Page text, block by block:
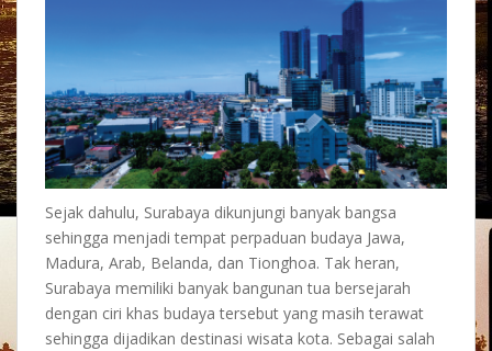
Sejak dahulu, Surabaya dikunjungi banyak bangsa
sehingga menjadi tempat perpaduan budaya Jawa,
Madura, Arab, Belanda, dan Tionghoa. Tak heran,
Surabaya memiliki banyak bangunan tua bersejarah
dengan ciri khas budaya tersebut yang masih terawat
sehingga dijadikan destinasi wisata kota. Sebagai salah